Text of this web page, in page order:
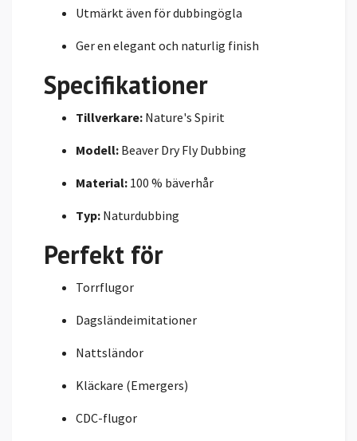
Utmärkt även för dubbingögla
Ger en elegant och naturlig finish
Specifikationer
Tillverkare: Nature's Spirit
Modell: Beaver Dry Fly Dubbing
Material: 100 % bäverhår
Typ: Naturdubbing
Perfekt för
Torrflugor
Dagsländeimitationer
Nattsländor
Kläckare (Emergers)
CDC-flugor